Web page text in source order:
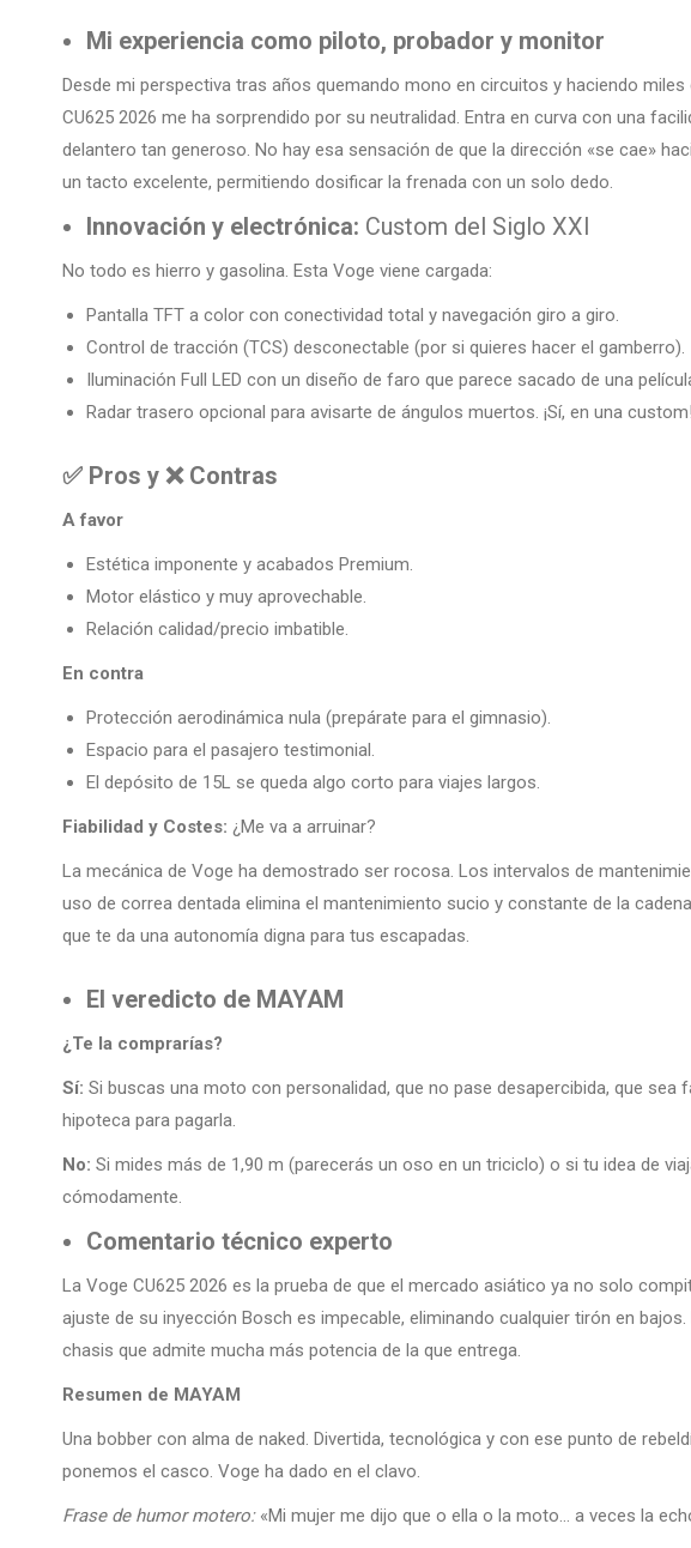
Mi experiencia como piloto, probador y monitor
Desde mi perspectiva tras años quemando mono en circuitos y haciendo
CU625 2026 me ha sorprendido por su neutralidad. Entra en curva con una
delantero tan generoso. No hay esa sensación de que la dirección «se cae»
un tacto excelente, permitiendo dosificar la frenada con un solo dedo.
Innovación y electrónica: Custom del Siglo XXI
No todo es hierro y gasolina. Esta Voge viene cargada:
Pantalla TFT a color con conectividad total y navegación giro a giro.
Control de tracción (TCS) desconectable (por si quieres hacer el gamberro).
Iluminación Full LED con un diseño de faro que parece sacado de una
Radar trasero opcional para avisarte de ángulos muertos. ¡Sí, en una custom!
✅ Pros y ❌Contras
A favor
Estética imponente y acabados Premium.
Motor elástico y muy aprovechable.
Relación calidad/precio imbatible.
En contra
Protección aerodinámica nula (prepárate para el gimnasio).
Espacio para el pasajero testimonial.
El depósito de 15L se queda algo corto para viajes largos.
Fiabilidad y Costes: ¿Me va a arruinar?
La mecánica de Voge ha demostrado ser rocosa. Los intervalos de
uso de correa dentada elimina el mantenimiento sucio y constante de la
que te da una autonomía digna para tus escapadas.
El veredicto de MAYAM
¿Te la comprarías?
Sí: Si buscas una moto con personalidad, que no pase desapercibida, que sea
hipoteca para pagarla.
No: Si mides más de 1,90 m (parecerás un oso en un triciclo) o si tu idea de
cómodamente.
Comentario técnico experto
La Voge CU625 2026 es la prueba de que el mercado asiático ya no solo
ajuste de su inyección Bosch es impecable, eliminando cualquier tirón en
chasis que admite mucha más potencia de la que entrega.
Resumen de MAYAM
Una bobber con alma de naked. Divertida, tecnológica y con ese punto de
ponemos el casco. Voge ha dado en el clavo.
Frase de humor motero:«Mi mujer me dijo que o ella o la moto… a veces la